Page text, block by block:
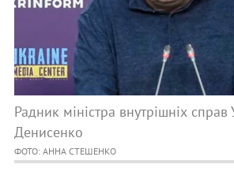
Радник міністра внутрішніх
Денисенко
ФОТО: АННА СТЕШЕНКО